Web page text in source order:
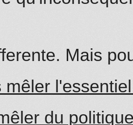
Mais
mêler
du